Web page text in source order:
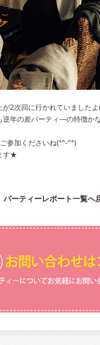
2次回に行かれていました
逆年の差パーティ―の特徴か
参加くださいね(*^-^*)
す★
パーティーレポート一覧へ